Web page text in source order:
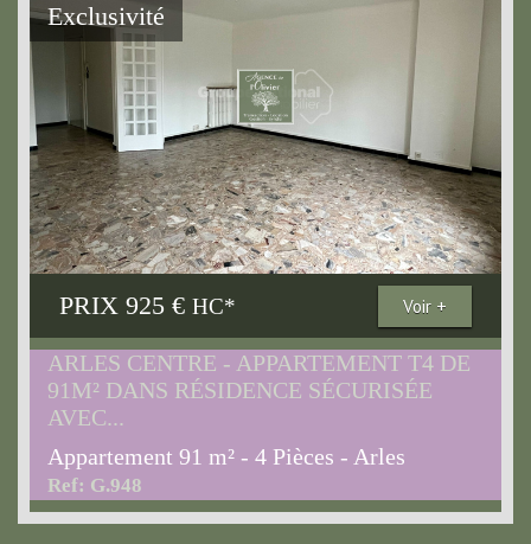
Exclusivité
PRIX 925 € HC* Voir +
ARLES CENTRE - APPARTEMENT T4 DE
91M² DANS RÉSIDENCE SÉCURISÉE
AVEC...
Appartement 91 m² - 4 Pièces - Arles
Ref: G.948